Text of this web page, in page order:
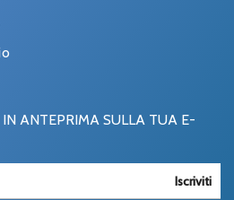
ANTEPRIMA SULLA TUA E-
Iscriviti